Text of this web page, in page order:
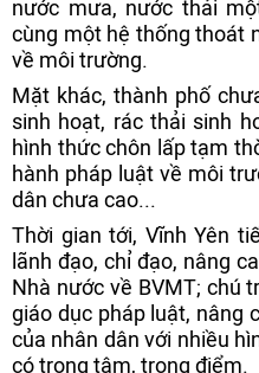
nước mưa, nước thải
cùng một hệ thống thoát
về môi trường.
Mặt khác, thành phố
sinh hoạt, rác thải sinh
hình thức chôn lấp tạm
hành pháp luật về môi
dân chưa cao...
Thời gian tới, Vĩnh Yên
lãnh đạo, chỉ đạo, nâng
Nhà nước về BVMT; chú
giáo dục pháp luật, nâng
của nhân dân với nhiều
có trọng tâm, trọng điểm.